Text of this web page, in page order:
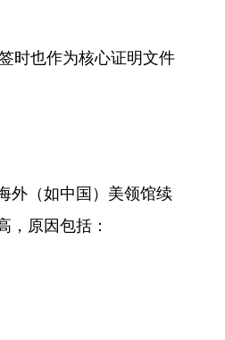
时也作为核心证明文件
外（如中国）美领馆续
，原因包括：